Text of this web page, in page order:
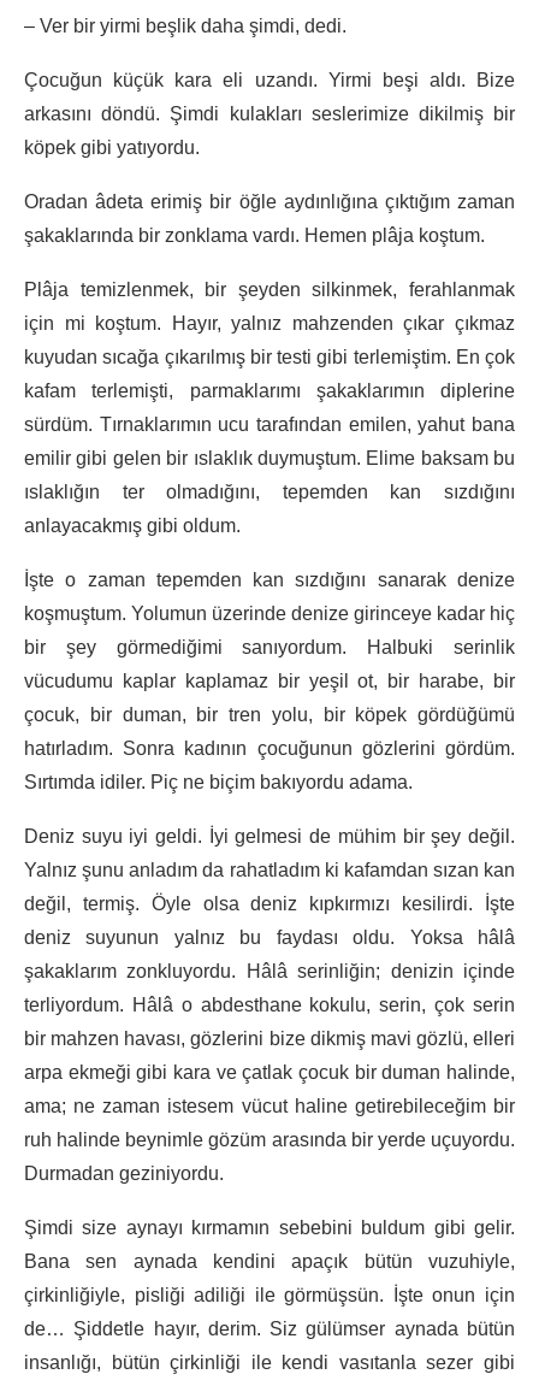
– Ver bir yirmi beşlik daha şimdi, dedi.
Çocuğun küçük kara eli uzandı. Yirmi beşi aldı. Bize
arkasını döndü. Şimdi kulakları seslerimize dikilmiş bir
köpek gibi yatıyordu.
Oradan âdeta erimiş bir öğle aydınlığına çıktığım zaman
şakaklarında bir zonklama vardı. Hemen plâja koştum.
Plâja temizlenmek, bir şeyden silkinmek, ferahlanmak
için mi koştum. Hayır, yalnız mahzenden çıkar çıkmaz
kuyudan sıcağa çıkarılmış bir testi gibi terlemiştim. En çok
kafam terlemişti, parmaklarımı şakaklarımın diplerine
sürdüm. Tırnaklarımın ucu tarafından emilen, yahut bana
emilir gibi gelen bir ıslaklık duymuştum. Elime baksam bu
ıslaklığın ter olmadığını, tepemden kan sızdığını
anlayacakmış gibi oldum.
İşte o zaman tepemden kan sızdığını sanarak denize
koşmuştum. Yolumun üzerinde denize girinceye kadar hiç
bir şey görmediğimi sanıyordum. Halbuki serinlik
vücudumu kaplar kaplamaz bir yeşil ot, bir harabe, bir
çocuk, bir duman, bir tren yolu, bir köpek gördüğümü
hatırladım. Sonra kadının çocuğunun gözlerini gördüm.
Sırtımda idiler. Piç ne biçim bakıyordu adama.
Deniz suyu iyi geldi. İyi gelmesi de mühim bir şey değil.
Yalnız şunu anladım da rahatladım ki kafamdan sızan kan
değil, termiş. Öyle olsa deniz kıpkırmızı kesilirdi. İşte
deniz suyunun yalnız bu faydası oldu. Yoksa hâlâ
şakaklarım zonkluyordu. Hâlâ serinliğin; denizin içinde
terliyordum. Hâlâ o abdesthane kokulu, serin, çok serin
bir mahzen havası, gözlerini bize dikmiş mavi gözlü, elleri
arpa ekmeği gibi kara ve çatlak çocuk bir duman halinde,
ama; ne zaman istesem vücut haline getirebileceğim bir
ruh halinde beynimle gözüm arasında bir yerde uçuyordu.
Durmadan geziniyordu.
Şimdi size aynayı kırmamın sebebini buldum gibi gelir.
Bana sen aynada kendini apaçık bütün vuzuhiyle,
çirkinliğiyle, pisliği adiliği ile görmüşsün. İşte onun için
de… Şiddetle hayır, derim. Siz gülümser aynada bütün
insanlığı, bütün çirkinliği ile kendi vasıtanla sezer gibi